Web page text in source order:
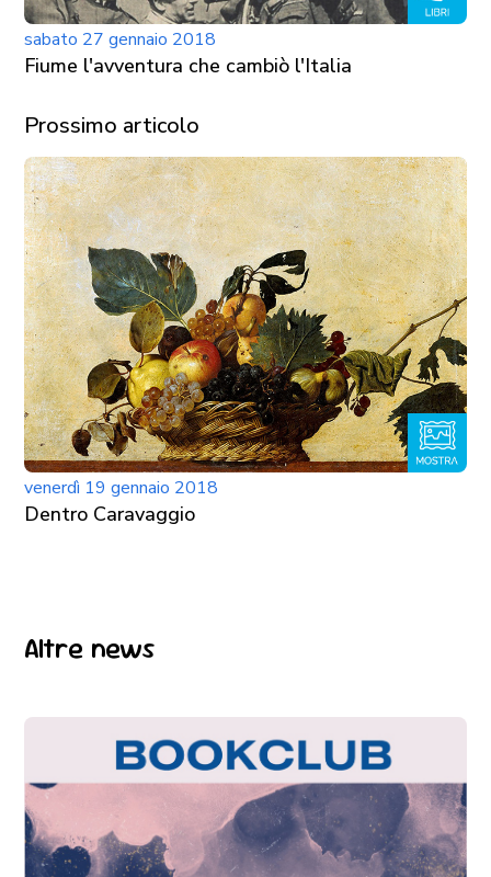
sabato 27 gennaio 2018
Fiume l'avventura che cambiò l'Italia
Prossimo articolo
venerdì 19 gennaio 2018
Dentro Caravaggio
Altre news